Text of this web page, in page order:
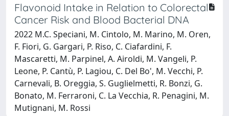
Flavonoid Intake in Relation to Colorectal
Cancer Risk and Blood Bacterial DNA
2022 M.C. Speciani, M. Cintolo, M. Marino, M. Oren,
F. Fiori, G. Gargari, P. Riso, C. Ciafardini, F.
Mascaretti, M. Parpinel, A. Airoldi, M. Vangeli, P.
Leone, P. Cantù, P. Lagiou, C. Del Bo', M. Vecchi, P.
Carnevali, B. Oreggia, S. Guglielmetti, R. Bonzi, G.
Bonato, M. Ferraroni, C. La Vecchia, R. Penagini, M.
Mutignani, M. Rossi